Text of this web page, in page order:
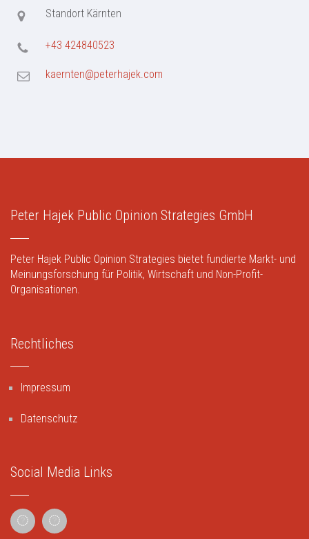
Standort Kärnten
+43 424840523
kaernten@peterhajek.com
Peter Hajek Public Opinion Strategies GmbH
Peter Hajek Public Opinion Strategies bietet fundierte Markt- und
Meinungsforschung für Politik, Wirtschaft und Non-Profit-
Organisationen.
Rechtliches
Impressum
Datenschutz
Social Media Links